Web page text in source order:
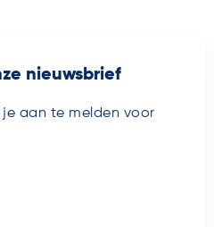
nieuwsbrief
aan te melden voor